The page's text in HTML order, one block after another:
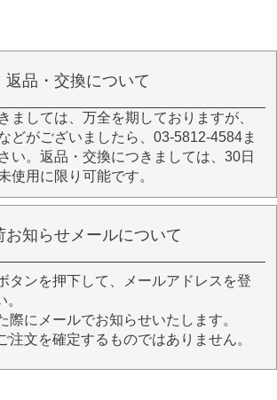
返品・交換について
ましては、万全を期しておりますが、
どがございましたら、03-5812-4584ま
い。返品・交換につきましては、30日
使用に限り可能です。
お知らせメールについて
タンを押下して、メールアドレスを登
際にメールでお知らせいたします。
注文を確定するものではありません。